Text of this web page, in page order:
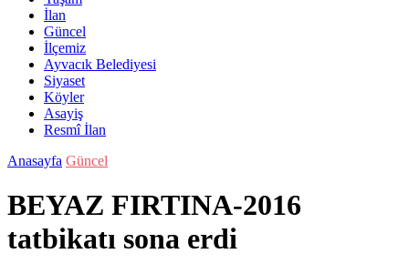
İlan
Güncel
İlçemiz
Ayvacık Belediyesi
Siyaset
Köyler
Asayiş
Resmî İlan
Anasayfa Güncel
BEYAZ FIRTINA-2016
tatbikatı sona erdi